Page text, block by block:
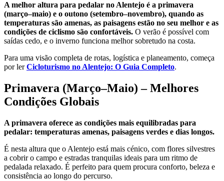
A melhor altura para pedalar no Alentejo é a primavera
(março–maio) e o outono (setembro–novembro), quando as
temperaturas são amenas, as paisagens estão no seu melhor e as
condições de ciclismo são confortáveis. O verão é possível com
saídas cedo, e o inverno funciona melhor sobretudo na costa.
Para uma visão completa de rotas, logística e planeamento, começa
por lerCicloturismo no Alentejo: O Guia Completo.
Primavera (Março–Maio) – Melhores
Condições Globais
A primavera oferece as condições mais equilibradas para
pedalar: temperaturas amenas, paisagens verdes e dias longos.
É nesta altura que o Alentejo está mais cénico, com flores silvestres
a cobrir o campo e estradas tranquilas ideais para um ritmo de
pedalada relaxado. É perfeito para quem procura conforto, beleza e
consistência ao longo do percurso.